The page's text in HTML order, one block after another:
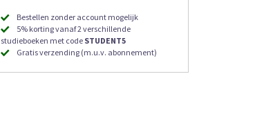
Bestellen zonder account mogelijk
5% korting vanaf 2 verschillende
studieboeken met code STUDENT5
Gratis verzending (m.u.v. abonnement)